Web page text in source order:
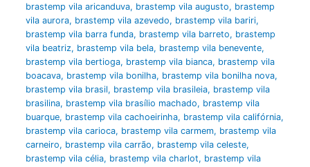
brastemp vila aricanduva, brastemp vila augusto, brastemp
vila aurora, brastemp vila azevedo, brastemp vila bariri,
brastemp vila barra funda, brastemp vila barreto, brastemp
vila beatriz, brastemp vila bela, brastemp vila benevente,
brastemp vila bertioga, brastemp vila bianca, brastemp vila
boacava, brastemp vila bonilha, brastemp vila bonilha nova,
brastemp vila brasil, brastemp vila brasileia, brastemp vila
brasilina, brastemp vila brasílio machado, brastemp vila
buarque, brastemp vila cachoeirinha, brastemp vila califórnia,
brastemp vila carioca, brastemp vila carmem, brastemp vila
carneiro, brastemp vila carrão, brastemp vila celeste,
brastemp vila célia, brastemp vila charlot, brastemp vila